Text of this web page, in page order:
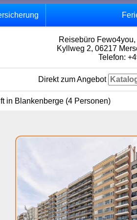
Reisebüro
Kyllweg 2, 06217
Telefon:
Direkt zum Angebot
in Blankenberge (4 Personen)